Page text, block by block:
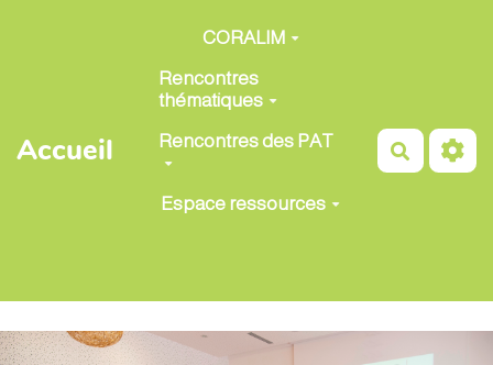
Aller au contenu principal
Accueil
CORALIM
Rencontres
thématiques
Rencontres des PAT
Espace ressources